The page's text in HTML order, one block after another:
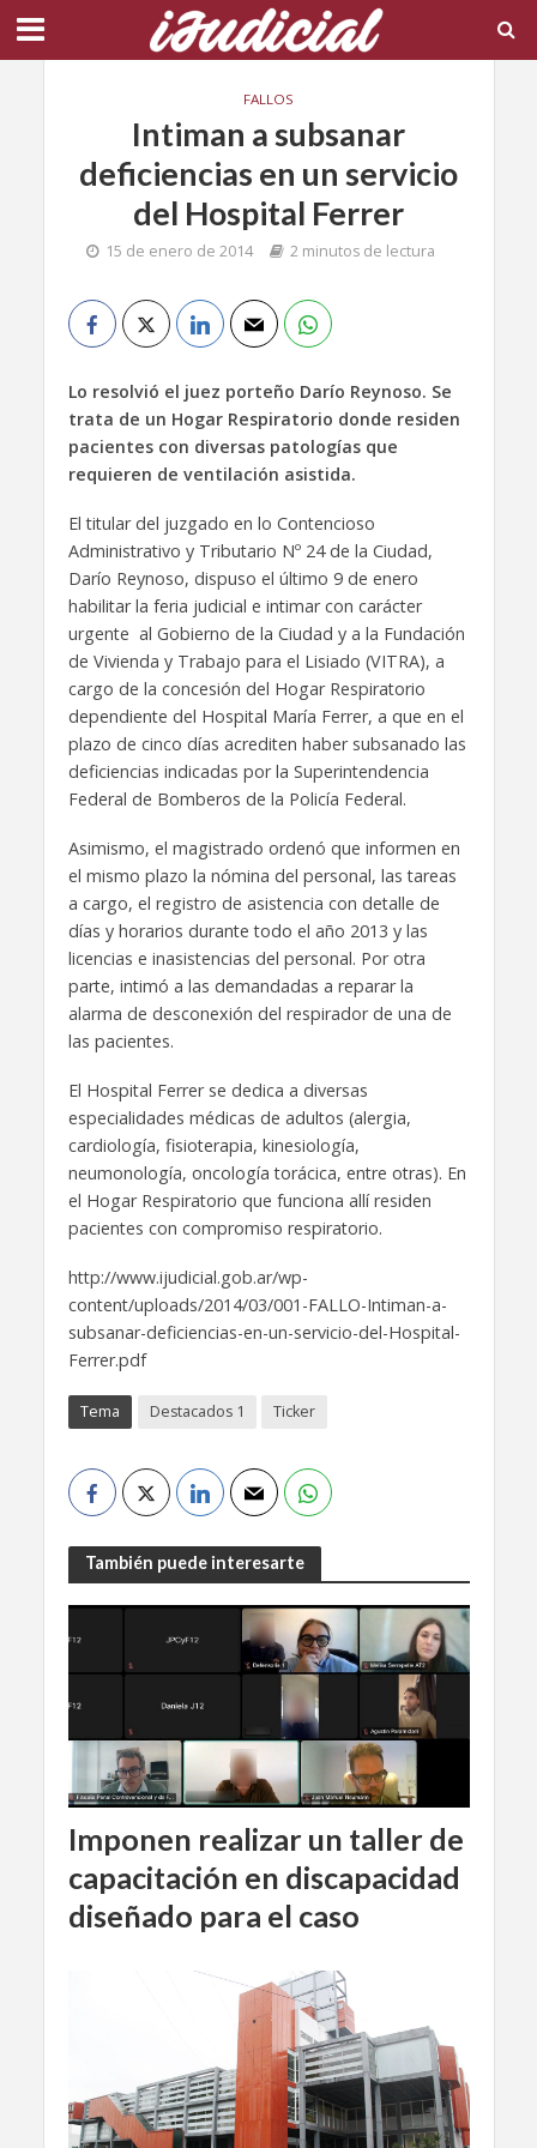
FALLOS
Intiman a subsanar
deficiencias en un servicio
del Hospital Ferrer
15 de enero de 2014 2 minutos de lectura
Lo resolvió el juez porteño Darío Reynoso. Se
trata de un Hogar Respiratorio donde residen
pacientes con diversas patologías que
requieren de ventilación asistida.
El titular del juzgado en lo Contencioso
Administrativo y Tributario Nº 24 de la Ciudad,
Darío Reynoso, dispuso el último 9 de enero
habilitar la feria judicial e intimar con carácter
urgente al Gobierno de la Ciudad y a la Fundación
de Vivienda y Trabajo para el Lisiado (VITRA), a
cargo de la concesión del Hogar Respiratorio
dependiente del Hospital María Ferrer, a que en el
plazo de cinco días acrediten haber subsanado las
deficiencias indicadas por la Superintendencia
Federal de Bomberos de la Policía Federal.
Asimismo, el magistrado ordenó que informen en
el mismo plazo la nómina del personal, las tareas
a cargo, el registro de asistencia con detalle de
días y horarios durante todo el año 2013 y las
licencias e inasistencias del personal. Por otra
parte, intimó a las demandadas a reparar la
alarma de desconexión del respirador de una de
las pacientes.
El Hospital Ferrer se dedica a diversas
especialidades médicas de adultos (alergia,
cardiología, fisioterapia, kinesiología,
neumonología, oncología torácica, entre otras). En
el Hogar Respiratorio que funciona allí residen
pacientes con compromiso respiratorio.
http://www.ijudicial.gob.ar/wp-
content/uploads/2014/03/001-FALLO-Intiman-a-
subsanar-deficiencias-en-un-servicio-del-Hospital-
Ferrer.pdf
Tema Destacados 1 Ticker
También puede interesarte
Imponen realizar un taller de
capacitación en discapacidad
diseñado para el caso